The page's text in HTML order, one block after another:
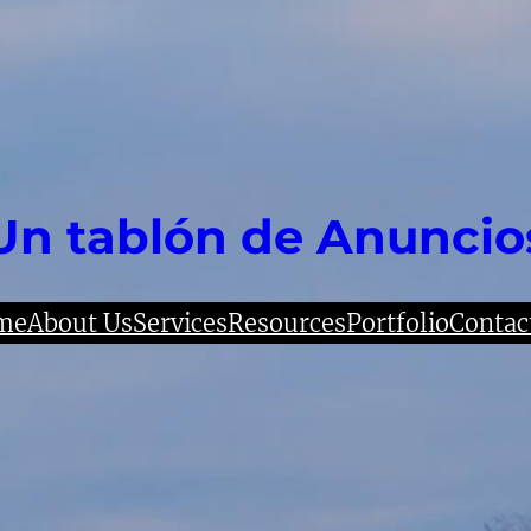
tablón de
About UsServicesResourcesPortfolio